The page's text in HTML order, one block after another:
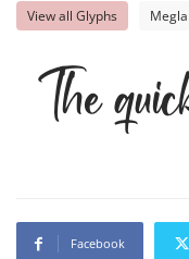
View all Glyphs
The
Facebook